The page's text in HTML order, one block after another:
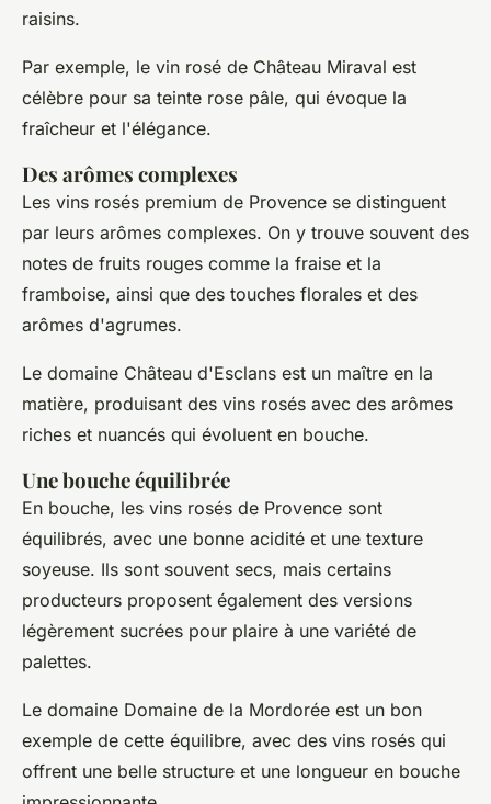
raisins.
Par exemple, le vin rosé de Château Miraval est
célèbre pour sa teinte rose pâle, qui évoque la
fraîcheur et l'élégance.
Des arômes complexes
Les vins rosés premium de Provence se distinguent
par leurs arômes complexes. On y trouve souvent des
notes de fruits rouges comme la fraise et la
framboise, ainsi que des touches florales et des
arômes d'agrumes.
Le domaine Château d'Esclans est un maître en la
matière, produisant des vins rosés avec des arômes
riches et nuancés qui évoluent en bouche.
Une bouche équilibrée
En bouche, les vins rosés de Provence sont
équilibrés, avec une bonne acidité et une texture
soyeuse. Ils sont souvent secs, mais certains
producteurs proposent également des versions
légèrement sucrées pour plaire à une variété de
palettes.
Le domaine Domaine de la Mordorée est un bon
exemple de cette équilibre, avec des vins rosés qui
offrent une belle structure et une longueur en bouche